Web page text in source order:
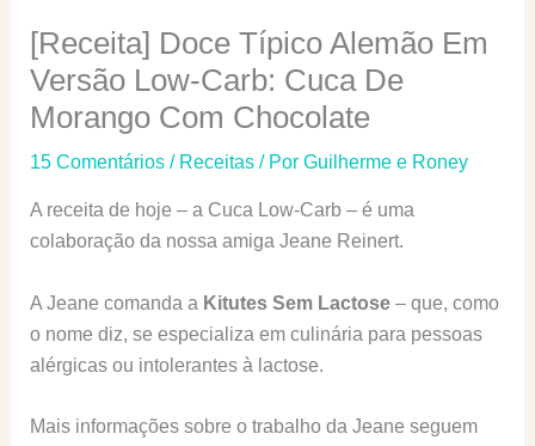
[Receita] Doce Típico Alemão Em
Versão Low-Carb: Cuca De
Morango Com Chocolate
15 Comentários / Receitas/ Por Guilherme e Roney
A receita de hoje – a Cuca Low-Carb – é uma
colaboração da nossa amiga Jeane Reinert.
A Jeane comanda a Kitutes Sem Lactose– que, como
o nome diz, se especializa em culinária para pessoas
alérgicas ou intolerantes à lactose.
Mais informações sobre o trabalho da Jeane seguem